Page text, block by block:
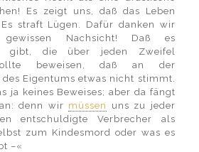
Es zeigt uns, daß das Leben
straft Lügen. Dafür danken wir
Nachsicht! Daß es
gibt, die über jeden Zweifel
beweisen, daß an der
Eigentums etwas nicht stimmt.
ja keines Beweises; aber da fängt
denn wir müssen
uns zu jeder
entschuldigte Verbrecher als
zum Kindesmord oder was es
–«